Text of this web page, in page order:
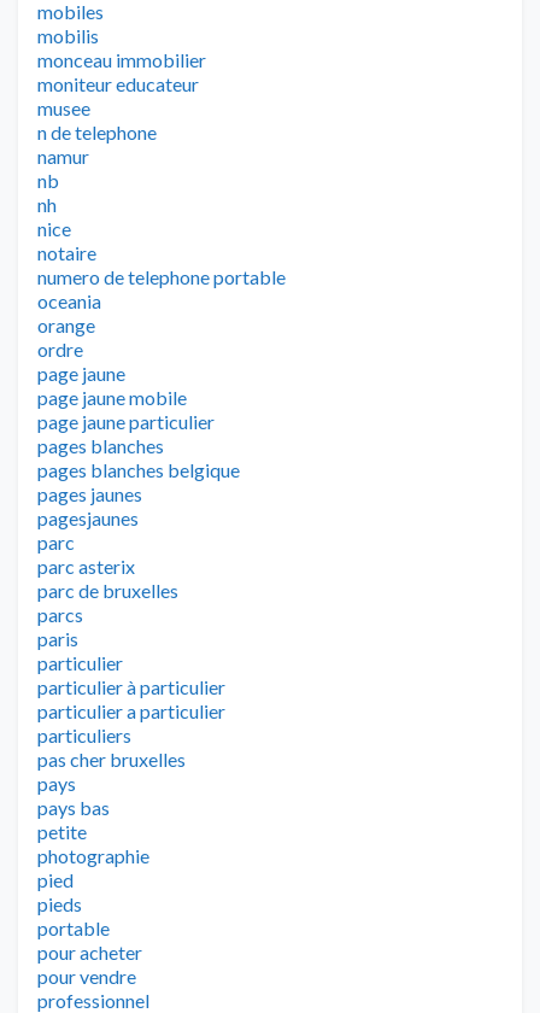
mobiles
mobilis
monceau immobilier
moniteur educateur
musee
n de telephone
namur
nb
nh
nice
notaire
numero de telephone portable
oceania
orange
ordre
page jaune
page jaune mobile
page jaune particulier
pages blanches
pages blanches belgique
pages jaunes
pagesjaunes
parc
parc asterix
parc de bruxelles
parcs
paris
particulier
particulier à particulier
particulier a particulier
particuliers
pas cher bruxelles
pays
pays bas
petite
photographie
pied
pieds
portable
pour acheter
pour vendre
professionnel